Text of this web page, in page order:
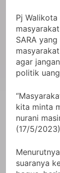
Pj
SARA
agar
politik
kita minta
nurani
(17/5/
suaranya